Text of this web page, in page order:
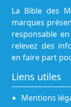
La Bible des
marques
responsable
relevez des
en faire part
Liens utiles
Mentions